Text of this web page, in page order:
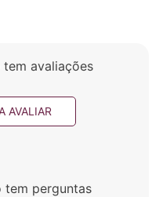
avaliações
AVALIAR
tem perguntas